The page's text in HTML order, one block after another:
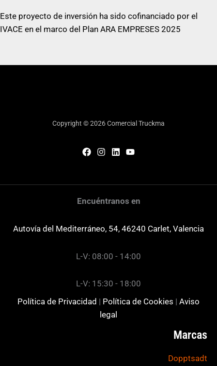
Este proyecto de inversión ha sido cofinanciado por el
IVACE en el marco del Plan ARA EMPRESES 2025
Copyright © 2026 Comercial Truckma
Encuéntranos en
Autovía del Mediterráneo, 54, 46240 Carlet, Valencia
L-V: 08:00 - 14:00
L-V: 15:30 - 18:00
Política de Privacidad | Política de Cookies | Aviso
legal
Marcas
Dopptsadt